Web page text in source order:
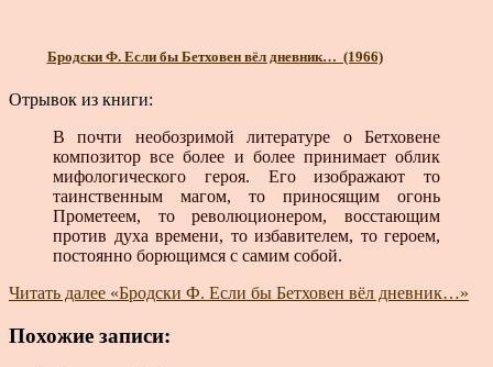
Бродски Ф. Если бы Бетховен вёл дневник… (1966)
Отрывок из книги:
В почти необозримой литературе о Бетховене
композитор все более и более принимает облик
мифологического героя. Его изображают то
таинственным магом, то приносящим огонь
Прометеем, то революционером, восстающим
против духа времени, то избавителем, то героем,
постоянно борющимся с самим собой.
Читать далее «Бродски Ф. Если бы Бетховен вёл дневник…»
Похожие записи: